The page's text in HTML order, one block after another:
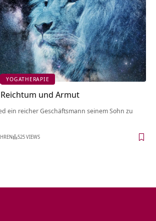
YOGATHERAPIE
und Armut
ein reicher Geschäftsmann seinem Sohn zu
525 VIEWS